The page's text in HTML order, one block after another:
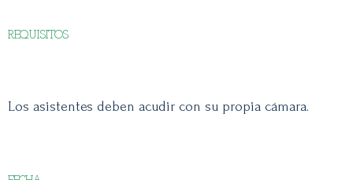
REQUISITOS
Los asistentes deben acudir con su propia cámara.